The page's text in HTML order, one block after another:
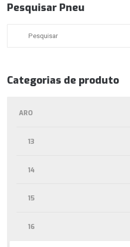
Pesquisar Pneu
Categorias de produto
ARO
13
14
15
16